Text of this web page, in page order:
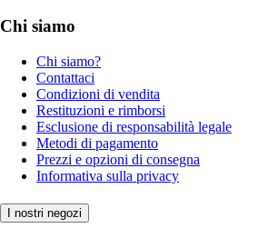
Chi siamo
Chi siamo?
Contattaci
Condizioni di vendita
Restituzioni e rimborsi
Esclusione di responsabilità legale
Metodi di pagamento
Prezzi e opzioni di consegna
Informativa sulla privacy
I nostri negozi